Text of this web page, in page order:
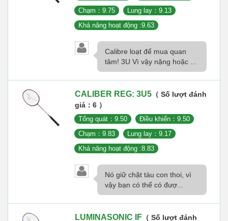
Chạm：9.75
Lung lay：9.13
Khả năng hoạt động :9.63
Calibre loạt để mua quan
tâm! 3U Vì vậy nặng hoặc ...
CALIBER REG: 3U5 （ Số lượt đánh
giá：6 ）
Tổng quát：9.50
Điều khiển：9.50
Chạm：9.83
Lung lay：9.17
Khả năng hoạt động :8.83
Nó giữ chặt tàu con thoi, vì
vậy bạn có thể có đượ...
LUMINASONIC IF （ Số lượt đánh